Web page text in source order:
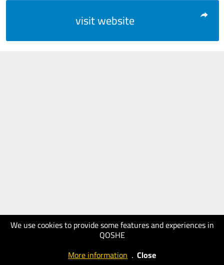
We use cookies to provide some features and experiences in
QOSHE
More information . Close
visit website